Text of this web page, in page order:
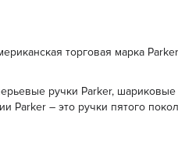
торговая марка
ручки Parker,
Parker – это ручки пятого